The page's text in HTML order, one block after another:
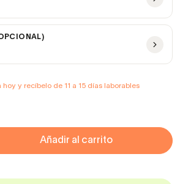
hoy y recíbelo de 11 a 15 días laborables
Añadir al carrito